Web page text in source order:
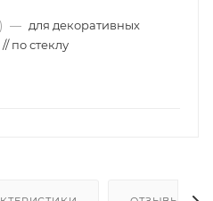
— для декоративных
по стеклу